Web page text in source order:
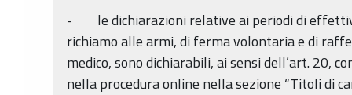
- le dichiarazioni relative ai periodi di
richiamo alle armi, di ferma volontaria e di
medico, sono dichiarabili, ai sensi dell’art. 20,
nella procedura online nella sezione “Titoli di